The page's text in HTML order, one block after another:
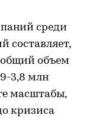
среди
составляет,
общий объем
3,8 млн
масштабы,
кризиса